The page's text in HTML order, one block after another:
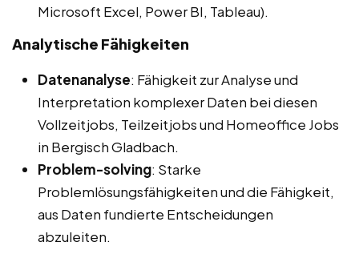
Microsoft Excel, Power BI, Tableau).
Analytische Fähigkeiten
Datenanalyse: Fähigkeit zur Analyse und
Interpretation komplexer Daten bei diesen
Vollzeitjobs, Teilzeitjobs und Homeoffice Jobs
in Bergisch Gladbach.
Problem-solving: Starke
Problemlösungsfähigkeiten und die Fähigkeit,
aus Daten fundierte Entscheidungen
abzuleiten.